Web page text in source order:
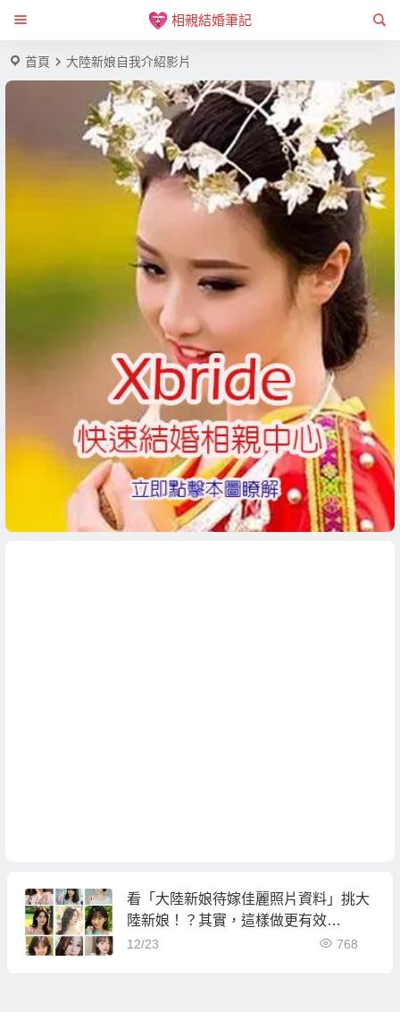
相親結婚筆記
首頁 大陸新娘自我介紹影片
看「大陸新娘待嫁佳麗照片資料」挑大
陸新娘！？其實，這樣做更有效…
12/23 768